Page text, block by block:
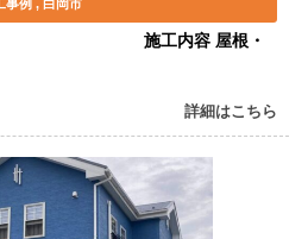
事例 白岡市
工内容 屋根・
詳細はこちら